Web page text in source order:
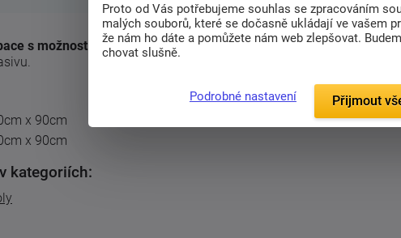
s možností rozkládání.Deska multiplex se zkosenou hranou,
x 90cm
x 90cm
kategoriích:
Proto od Vás potřebujeme souhlas se zpracováním
malých souborů, které se dočasně ukládají ve vašem
že nám ho dáte a pomůžete nám web zlepšovat.
chovat slušně.
Podrobné nastavení Přijmout